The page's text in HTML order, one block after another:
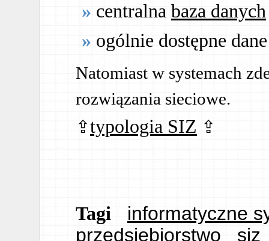
centralna baza danych
ogólnie dostępne dane
Natomiast w systemach
rozwiązania sieciowe.
typologia SIZ
Tagi
informatyczne
przedsiębiorstwo
siz